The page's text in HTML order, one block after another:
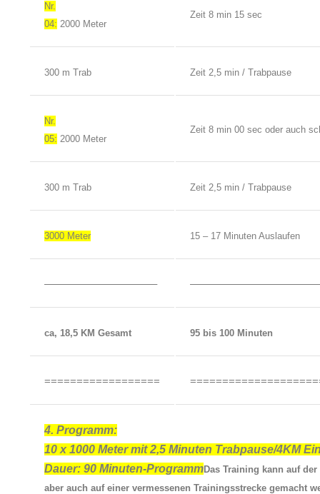
Nr.
04: 2000 Meter
Zeit 8 min 15 sec
300 m Trab Zeit 2,5 min / Trabpause
Nr.
05: 2000 Meter
Zeit 8 min 00 sec oder auch
300 m Trab Zeit 2,5 min / Trabpause
3000 Meter 15 – 17 Minuten Auslaufen
——————————–
ca, 18,5 KM Gesamt 95 bis 100 Minuten
==================
4. Programm:
10 x 1000 Meter mit 2,5 Minuten Trabpause/4KM
Dauer: 90 Minuten-ProgrammDas Training kann auf der
aber auch auf einer vermessenen Trainingsstrecke gemacht